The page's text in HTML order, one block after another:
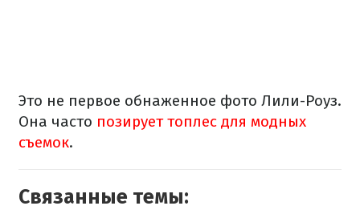
Это не первое обнаженное фото Лили-Роуз.
Она часто позирует топлес для модных
съемок.
Связанные темы: